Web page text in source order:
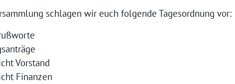
schla­gen wir euch fol­gen­de Tages­ord­nung vor:
Vorstand
Finanzen